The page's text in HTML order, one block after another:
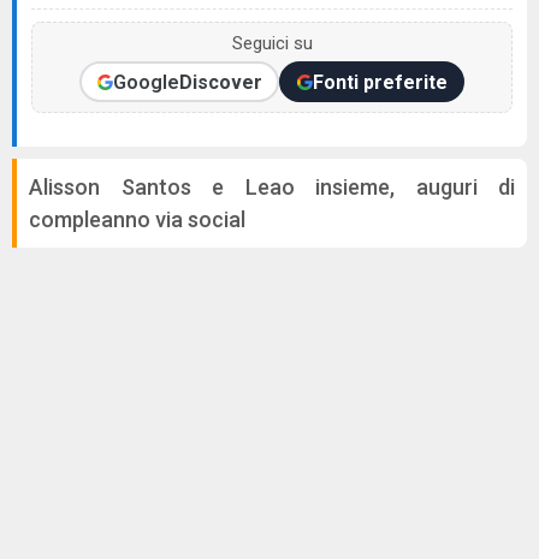
Seguici su
GoogleDiscover Fonti preferite
Alisson Santos e Leao insieme, auguri di
compleanno via social